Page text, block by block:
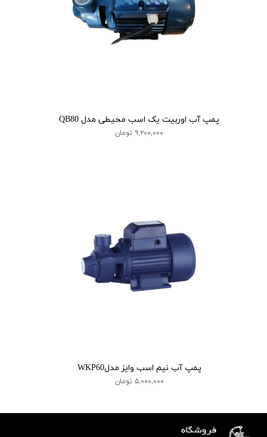
پمپ آب اوربیت یک اسب محیطی مدل QB80
۹,۲۰۰,۰۰۰ تومان
پمپ آب نیم اسب وایز مدلWKP60
۵,۰۰۰,۰۰۰ تومان